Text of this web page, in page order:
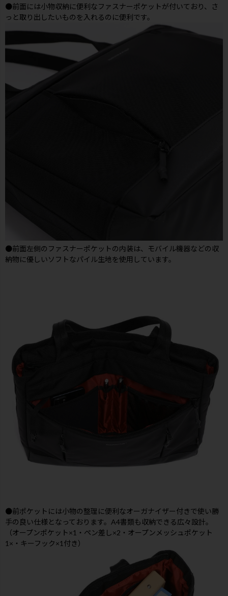
●前面には小物収納に便利なファスナーポケットが付いており、さ
っと取り出したいものを入れるのに便利です。
●前面左側のファスナーポケットの内装は、モバイル機器などの収
納物に優しいソフトなパイル生地を使用しています。
●前ポケットには小物の整理に便利なオーガナイザー付きで使い勝
手の良い仕様となっております。A4書類も収納できる広々設計。
（オープンポケット×1・ペン差し×2・オープンメッシュポケット
1×・キーフック×1付き）